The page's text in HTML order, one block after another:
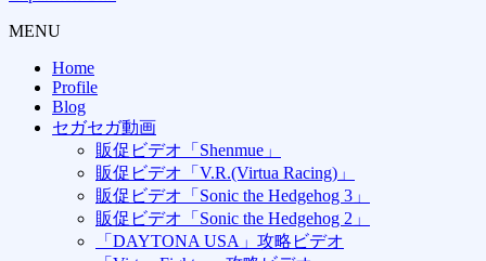
MENU
Home
Profile
Blog
セガセガ動画
販促ビデオ「Shenmue」
販促ビデオ「V.R.(Virtua Racing)」
販促ビデオ「Sonic the Hedgehog 3」
販促ビデオ「Sonic the Hedgehog 2」
「DAYTONA USA」攻略ビデオ